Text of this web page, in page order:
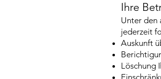
Ihre
Unter den
jederzeit
Auskunft
Löschung